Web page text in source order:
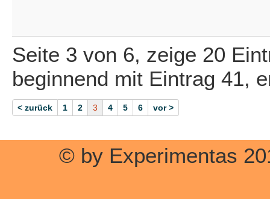
Seite 3 von 6, zeige 20
beginnend mit Eintrag 41,
< zurück 1 2 3 4 5 6 vor >
© by Experimentas